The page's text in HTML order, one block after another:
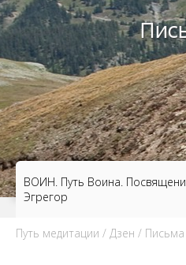
ВОИН. Путь Воина.
Эгрегор
Путь медитации / Дзен / Письма